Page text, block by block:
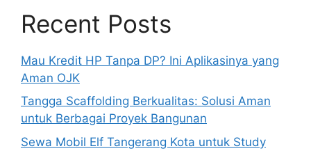
Recent Posts
Mau Kredit HP Tanpa DP? Ini Aplikasinya yang
Aman OJK
Tangga Scaffolding Berkualitas: Solusi Aman
untuk Berbagai Proyek Bangunan
Sewa Mobil Elf Tangerang Kota untuk Study